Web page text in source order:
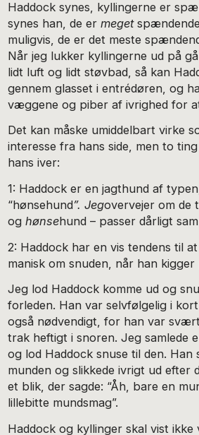
Haddock synes, kyllingerne er
synes han, de ermeget
muligvis, de er det meste
Når jeg lukker kyllingerne ud på
lidt luft og lidt støvbad, så kan
gennem glasset i entrédøren, og
væggene og piber af ivrighed for
Det kan måske umiddelbart virke
interesse fra hans side, men to
hans iver:
1: Haddock er en jagthund af
“hønsehund”. Jegovervejer om de
oghønsehund – passer dårligt
2: Haddock har en vis tendens til
manisk om snuden, når han
Jeg lod Haddock komme ud og
forleden. Han var selvfølgelig i
også nødvendigt, for han var
trak heftigt i snoren. Jeg samlede
og lod Haddock snuse til den. Han
munden og slikkede ivrigt ud efter
et blik, der sagde: “Åh, bare en
lillebitte mundsmag”.
Haddock og kyllinger skal vist